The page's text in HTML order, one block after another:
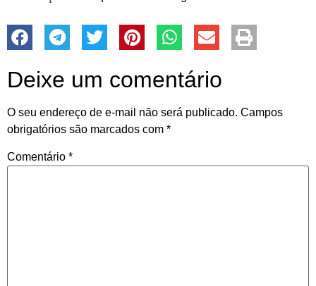
Deixe um comentário
O seu endereço de e-mail não será publicado. Campos
obrigatórios são marcados com *
Comentário *